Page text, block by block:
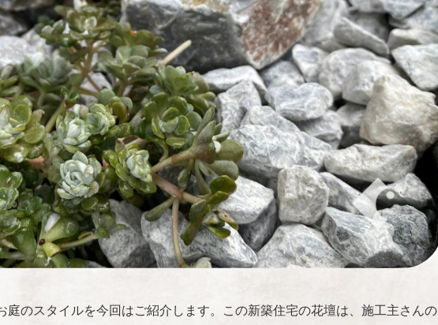
庭のスタイルを今回はご紹介します。この新築住宅の花壇は、施工主さんの